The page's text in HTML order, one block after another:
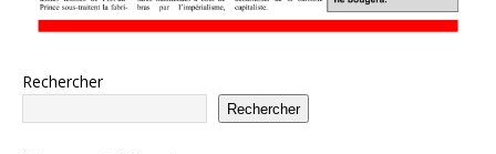
Rechercher
Rechercher